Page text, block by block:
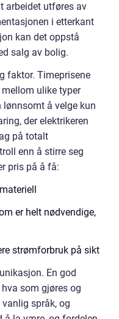
arbeidet utføres av
i etterkant
kan det oppstå
salg av bolig.
faktor. Timeprisene
ulike typer
å velge kun
der elektrikeren
på totalt
enn å stirre seg
pris på å få:
er helt nødvendige,
strømforbruk på sikt
En god
som gjøres og
språk, og